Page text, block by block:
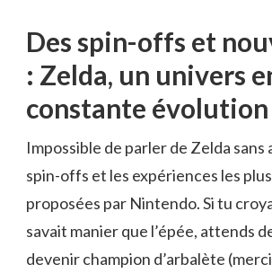
Des spin-offs et
: Zelda, un univers
constante évolution
Impossible de parler de Zelda sans
spin-offs et les expériences les
proposées par Nintendo. Si tu
savait manier que l’épée, attends
devenir champion d’arbalète (merci